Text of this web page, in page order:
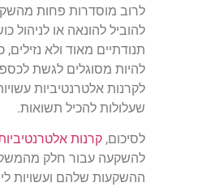
לרוב מוסדרות פחות
להוביל להונאה או לניהול
תנודתיים מאוד ולא
להיות מסוגלים לגשת
לקרנות אלטרנטיביות
שעלולות להכיל תשואות.
לסיכום, קרנות
להשקעה עבור חלק
ההשקעות שלהם ועשויות